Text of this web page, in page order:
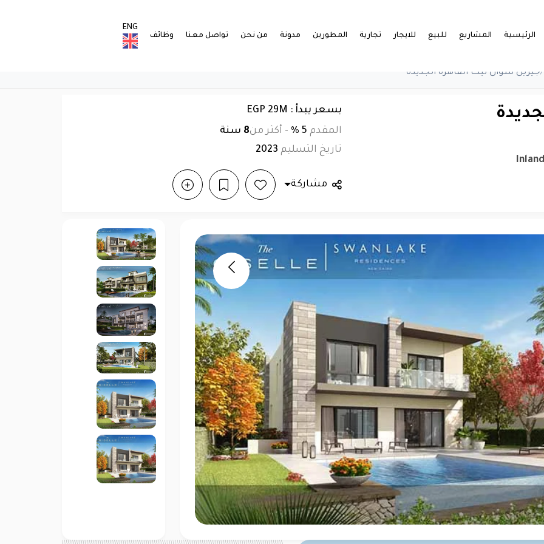
الرئيسية المشاريع للبيع للايجار تجارية المطورين مدونة من نحن تواصل معنا وظائف
ENG
/جيزيل سوان ليك القاهرة الجديدة
بسعر يبدأ : EGP 29M
المقدم 5 %
- أكثر من8 سنة
تاريخ التسليم 2023
مشاركة
Previous